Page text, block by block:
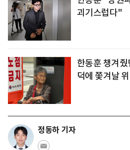
괴기스럽다"
한동훈 챙겨
덕에 쫓겨날
정동하 기자